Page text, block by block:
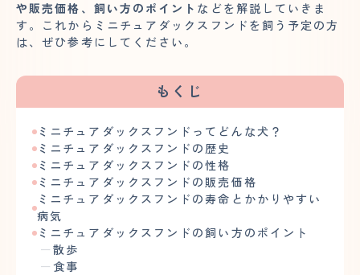
や販売価格、飼い方のポイント などを解説していきま
す。これからミニチュアダックスフンドを飼う予定の方
は、ぜひ参考にしてください。
もくじ
ミニチュアダックスフンドってどんな犬？
ミニチュアダックスフンドの歴史
ミニチュアダックスフンドの性格
ミニチュアダックスフンドの販売価格
ミニチュアダックスフンドの寿命とかかりやすい
病気
ミニチュアダックスフンドの飼い方のポイント
散歩
食事